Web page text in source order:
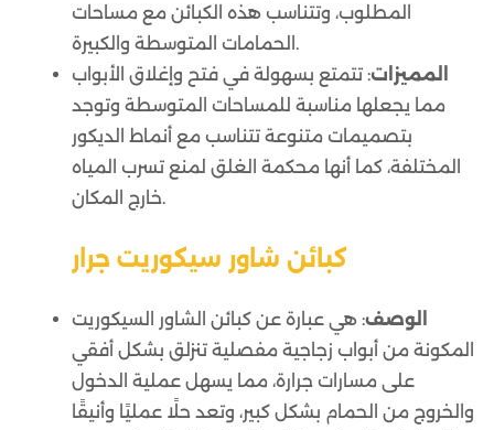
المطلوب، وتتناسب هذه الكبائن مع مساحات
الحمامات المتوسطة والكبيرة.
المميزات: تتمتع بسهولة في فتح وإغلاق الأبواب
مما يجعلها مناسبة للمساحات المتوسطة وتوجد
بتصميمات متنوعة تتناسب مع أنماط الديكور
المختلفة، كما أنها محكمة الغلق لمنع تسرب المياه
خارج المكان.
كبائن شاور سيكوريت جرار
الوصف: هي عبارة عن كبائن الشاور السيكوريت
المكونة من أبواب زجاجية مفصلية تنزلق بشكل أفقي
على مسارات جرارة، مما يسهل عملية الدخول
والخروج من الحمام بشكل كبير، وتعد حلًا عمليًا وأنيقًا